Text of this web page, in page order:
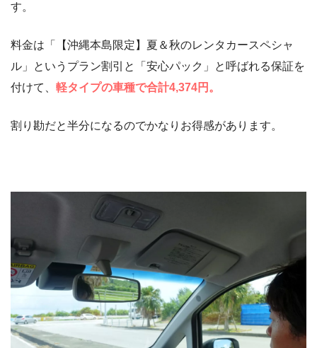
す。
料金は「【沖縄本島限定】夏＆秋のレンタカースペシャ
ル」というプラン割引と「安心パック」と呼ばれる保証を
付けて、 軽タイプの車種で合計4,374円。
割り勘だと半分になるのでかなりお得感があります。